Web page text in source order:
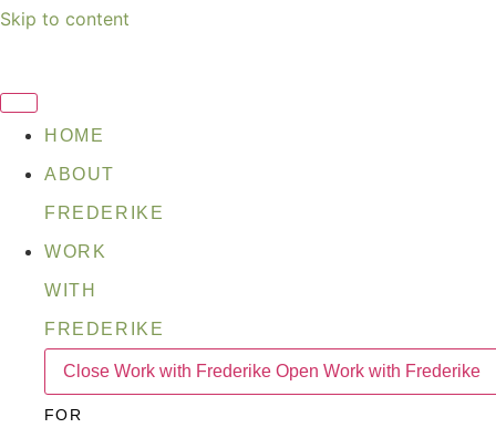
Skip to content
HOME
ABOUT
FREDERIKE
WORK
WITH
FREDERIKE
Close Work with Frederike Open Work with Frederike
FOR